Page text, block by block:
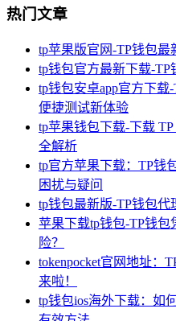
热门文章
tp苹果版官网-TP钱包最
tp钱包官方最新下载-
tp钱包安卓app官方下
便捷测试新体验
tp苹果钱包下载-下载
全解析
tp官方苹果下载：TP钱
困扰与疑问
tp钱包最新版-TP钱包
苹果下载tp钱包-TP钱
险？
tokenpocket官网地址：
来啦！
tp钱包ios海外下载：如